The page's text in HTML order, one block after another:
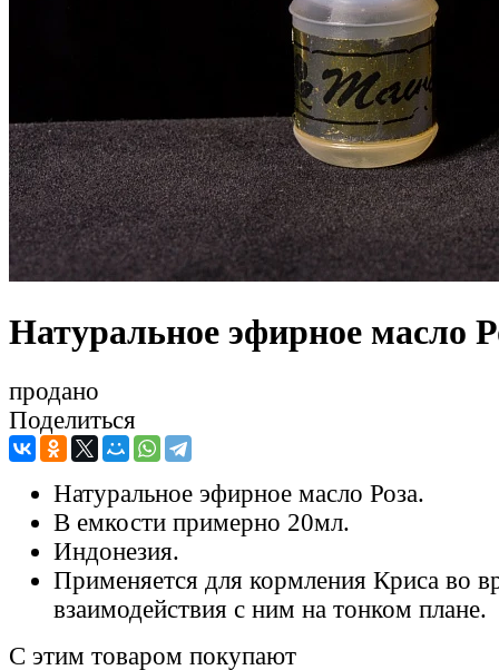
Натуральное эфирное масло
продано
Поделиться
Натуральное эфирное масло Роза.
В емкости примерно 20мл.
Индонезия.
Применяется для кормления Криса во
взаимодействия с ним на тонком плане.
С этим товаром покупают